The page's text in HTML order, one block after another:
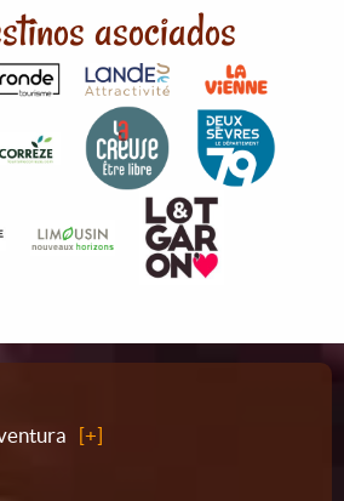
asociados